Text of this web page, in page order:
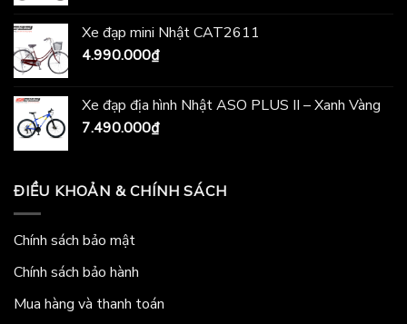
Xe đạp mini Nhật CAT2611
4.990.000₫
Xe đạp địa hình Nhật ASO PLUS II – Xanh Vàng
7.490.000₫
ĐIỀU KHOẢN & CHÍNH SÁCH
Chính sách bảo mật
Chính sách bảo hành
Mua hàng và thanh toán